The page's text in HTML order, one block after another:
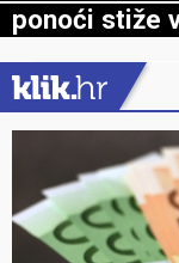
ponoći stiže